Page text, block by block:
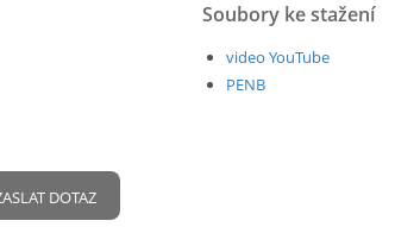
Soubory ke stažení
video YouTube
PENB
DOTAZ